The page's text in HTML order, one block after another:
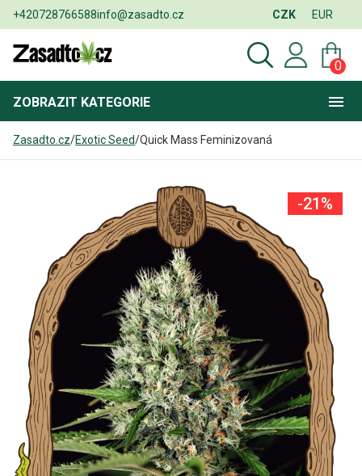
+420728766588info@zasadto.cz CZK EUR
0
ZOBRAZIT KATEGORIE
Zasadto.cz/Exotic Seed/Quick Mass Feminizovaná
-21%